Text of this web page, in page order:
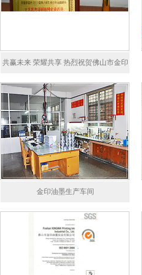
共赢未来 荣耀共享 热烈祝贺佛山市金印
油墨实业有限公司荣获新星康普杯2015年
第八届印刷行业品牌盛会颁奖盛典—十大
印刷器材企业品牌大奖
金印油墨生产车间